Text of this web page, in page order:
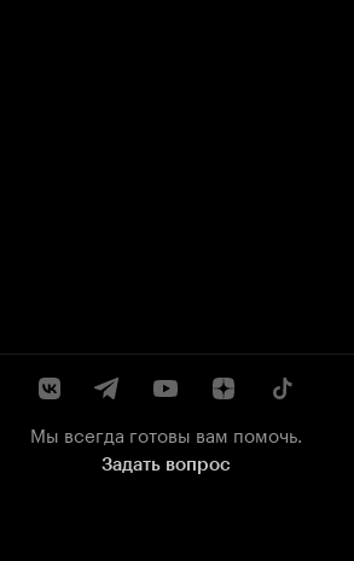
Мы всегда готовы вам помочь.
Задать вопрос